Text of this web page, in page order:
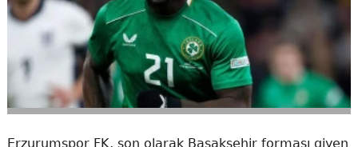
Erzurumspor FK, son olarak Başakşehir forması giyen